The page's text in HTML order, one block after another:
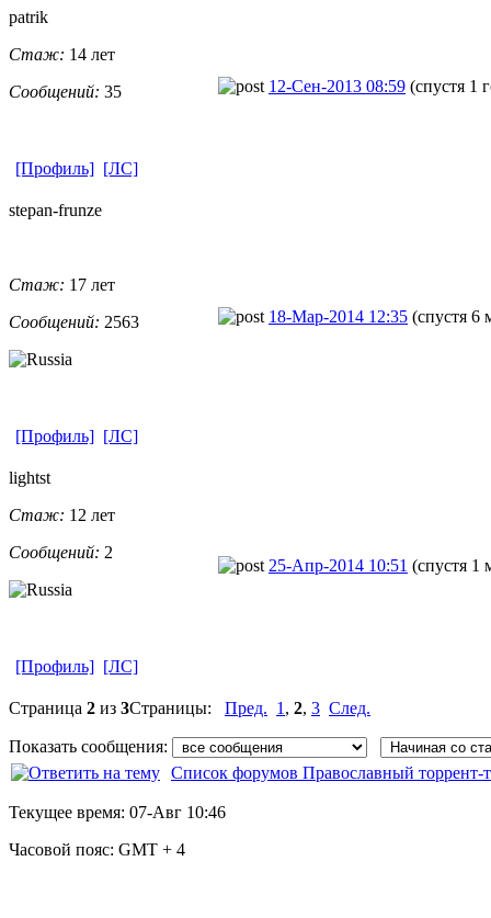
patrik
Стаж: 14 лет
Сообщений: 35 12-Сен-2013 08:59 (спустя 1
[Профиль] [ЛС]
stepan-frunz​e
Стаж: 17 лет
Сообщений: 2563 18-Мар-2014 12:35 (спустя 6
[Профиль] [ЛС]
lightst
Стаж: 12 лет
Сообщений: 2
25-Апр-2014 10:51 (спустя 1
[Профиль] [ЛС]
Страница 2 из 3Страницы: Пред. 1 , 2, 3 След.
Показать сообщения:
Список форумов Православный торрент-
Текущее время: 07-Авг 10:46
Часовой пояс: GMT + 4